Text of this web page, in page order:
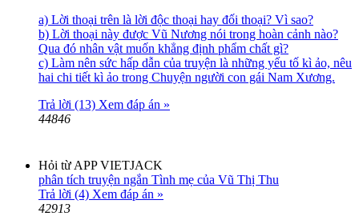
a) Lời thoại trên là lời độc thoại hay đối thoại? Vì sao?
b) Lời thoại này được Vũ Nương nói trong hoàn cảnh nào?
Qua đó nhân vật muốn khẳng định phẩm chất gì?
c) Làm nên sức hấp dẫn của truyện là những yếu tố kì ảo, nêu
hai chi tiết kì ảo trong Chuyện người con gái Nam Xương.
Trả lời (13) Xem đáp án »
44846
Hỏi từ APP VIETJACK
phân tích truyện ngắn Tình mẹ của Vũ Thị Thu
Trả lời (4) Xem đáp án »
42913